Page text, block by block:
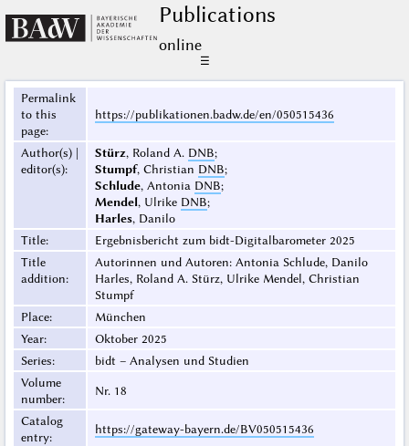
Publications
online
☰
Permalink
to this
page:
https://publikationen.badw.de/en/050515436
Author(s) |
editor(s):
Stürz, Roland A. DNB;
Stumpf, Christian DNB;
Schlude, Antonia DNB;
Mendel, Ulrike DNB;
Harles, Danilo
Title:
Ergebnisbericht zum bidt-Digitalbarometer 2025
Title
addition:
Autorinnen und Autoren: Antonia Schlude, Danilo
Harles, Roland A. Stürz, Ulrike Mendel, Christian
Stumpf
Place:
München
Year:
Oktober 2025
Series:
bidt – Analysen und Studien
Volume
number:
Nr. 18
Catalog
entry:
https://gateway-bayern.de/BV050515436